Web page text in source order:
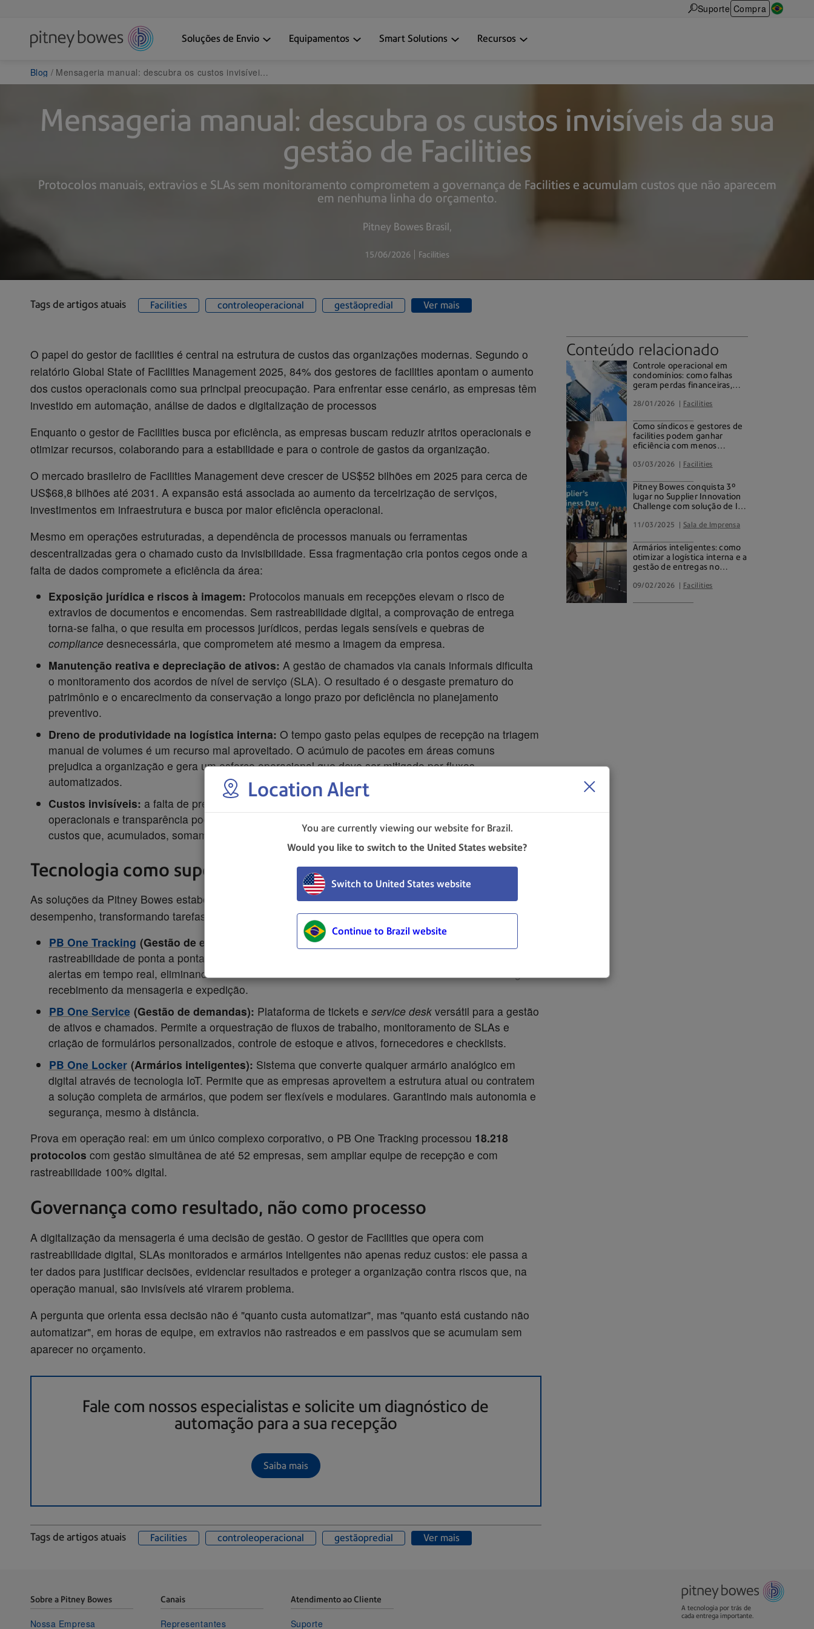
Location Alert
You are currently viewing our website for Brazil.
Would you like to switch to the United States website?
Switch to United States website
Continue to Brazil website
Suporte Compra
Soluções de Envio Equipamentos Smart Solutions Recursos
Blog Mensageria manual: descubra os custos invisíveis da sua gestão de Facilities
Mensageria manual: descubra os custos invisíveis da sua
gestão de Facilities
Protocolos manuais, extravios e SLAs sem monitoramento comprometem a governança de Facilities e acumulam custos que não aparecem
em nenhuma linha do orçamento.
Pitney Bowes Brasil
15/06/2026 Facilities
Tags de artigos atuais Facilities controleoperacional gestãopredial Ver mais
O papel do gestor de facilities é central na estrutura de custos das organizações modernas. Segundo o
relatório Global State of Facilities Management 2025, 84% dos gestores de facilities apontam o aumento
dos custos operacionais como sua principal preocupação. Para enfrentar esse cenário, as empresas têm
investido em automação, análise de dados e digitalização de processos
Enquanto o gestor de Facilities busca por eficiência, as empresas buscam reduzir atritos operacionais e
otimizar recursos, colaborando para a estabilidade e para o controle de gastos da organização.
O mercado brasileiro de Facilities Management deve crescer de US$52 bilhões em 2025 para cerca de
US$68,8 bilhões até 2031. A expansão está associada ao aumento da terceirização de serviços,
investimentos em infraestrutura e busca por maior eficiência operacional.
Mesmo em operações estruturadas, a dependência de processos manuais ou ferramentas
descentralizadas gera o chamado custo da invisibilidade. Essa fragmentação cria pontos cegos onde a
falta de dados compromete a eficiência da área:
Exposição jurídica e riscos à imagem: Protocolos manuais em recepções elevam o risco de
extravios de documentos e encomendas. Sem rastreabilidade digital, a comprovação de entrega
torna-se falha, o que resulta em processos jurídicos, perdas legais sensíveis e quebras de
compliancedesnecessária, que comprometem até mesmo a imagem da empresa.
Manutenção reativa e depreciação de ativos: A gestão de chamados via canais informais dificulta
o monitoramento dos acordos de nível de serviço (SLA). O resultado é o desgaste prematuro do
patrimônio e o encarecimento da conservação a longo prazo por deficiência no planejamento
preventivo.
Dreno de produtividade na logística interna: O tempo gasto pelas equipes de recepção na triagem
manual de volumes é um recurso mal aproveitado. O acúmulo de pacotes em áreas comuns
prejudica a organização e gera um esforço operacional que deve ser mitigado por fluxos
automatizados.
Custos invisíveis: a falta de previsibilidade e controle de estoque, fornecedores, ativos, checklists
operacionais e transparência podem mascarar custos não mapeados, compras emergenciais e
custos que, acumulados, somam prejuízos reais para as organizações.
Tecnologia como suporte à Governança
As soluções da Pitney Bowes estabelecem uma camada de controle pautada em indicadores reais de
desempenho, transformando tarefas reativas em fluxos monitorados e auditáveis:
PB One Tracking (Gestão de encomendas):
Sistema inteligente que garante 100% de
rastreabilidade de ponta a ponta. Substitui planilhas e processos manuais por protocolos digitais e
alertas em tempo real, eliminando extravios e oferecendo visibilidade total sobre o fluxo de entrega e
recebimento da mensageria e expedição.
PB One Service (Gestão de demandas): Plataforma de tickets e service deskversátil para a gestão
de ativos e chamados. Permite a orquestração de fluxos de trabalho, monitoramento de SLAs e
criação de formulários personalizados, controle de estoque e ativos, fornecedores e checklists.
PB One Locker (Armários inteligentes): Sistema que converte qualquer armário analógico em
digital através de tecnologia IoT. Permite que as empresas aproveitem a estrutura atual ou contratem
a solução completa de armários, que podem ser flexíveis e modulares. Garantindo mais autonomia e
segurança, mesmo à distância.
Prova em operação real: em um único complexo corporativo, o PB One Tracking processou 18.218
protocolos com gestão simultânea de até 52 empresas, sem ampliar equipe de recepção e com
rastreabilidade 100% digital.
Governança como resultado, não como processo
A digitalização da mensageria é uma decisão de gestão. O gestor de Facilities que opera com
rastreabilidade digital, SLAs monitorados e armários inteligentes não apenas reduz custos: ele passa a
ter dados para justificar decisões, evidenciar resultados e proteger a organização contra riscos que, na
operação manual, são invisíveis até virarem problema.
A pergunta que orienta essa decisão não é "quanto custa automatizar", mas "quanto está custando não
automatizar", em horas de equipe, em extravios não rastreados e em passivos que se acumulam sem
aparecer no orçamento.
Fale com nossos especialistas e solicite um diagnóstico de
automação para a sua recepção
Saiba mais
Tags de artigos atuais Facilities controleoperacional gestãopredial Ver mais
Conteúdo relacionado
Controle operacional em
condomínios: como falhas
geram perdas financeiras,
los com gestão inteligente
28/01/2026 Facilities
Como síndicos e gestores de
facilities podem ganhar
eficiência com menos
03/03/2026 Facilities
Pitney Bowes conquista 3º
lugar no Supplier Innovation
Challenge com solução de IA
documentos
11/03/2025 Sala de Imprensa
Armários inteligentes: como
otimizar a logística interna e a
gestão de entregas no
09/02/2026 Facilities
Sobre a Pitney Bowes
Nossa Empresa
Canais
Representantes
Atendimento ao Cliente
Suporte
A tecnologia por trás de
cada entrega importante.